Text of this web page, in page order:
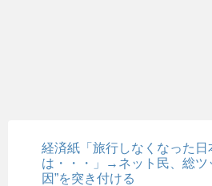
経済紙「旅行しなくなった日
は・・・」→ネット民、総ツ
因”を突き付ける